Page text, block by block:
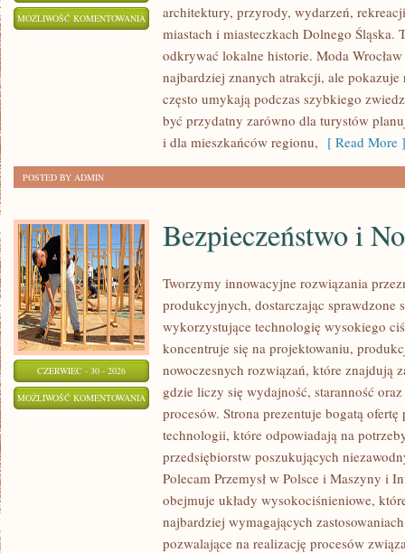
MOŻLIWOŚĆ KOMENTOWANIA ZGORZELEC
architektury, przyrody, wydarzeń,
miastach i miasteczkach Dolnego Śląska.
odkrywać lokalne historie. Moda
najbardziej znanych atrakcji, ale
często umykają podczas szybkiego
być przydatny zarówno dla turystów
i dla mieszkańców regionu, [ Read More ]
POSTED BY ADMIN
CZERWIEC - 30 - 2026
MOŻLIWOŚĆ KOMENTOWANIA BEZPIECZEŃSTWO
NORMY
Bezpieczeństwo i
Tworzymy innowacyjne rozwiązania
produkcyjnych, dostarczając sprawdzone
wykorzystujące technologię wysokiego
koncentruje się na projektowaniu,
nowoczesnych rozwiązań, które znajdują
gdzie liczy się wydajność, staranność
procesów. Strona prezentuje bogatą ofertę
technologii, które odpowiadają na
przedsiębiorstw poszukujących
Polecam Przemysł w Polsce i Maszyny i
obejmuje układy wysokociśnieniowe,
najbardziej wymagających
pozwalające na realizację procesów